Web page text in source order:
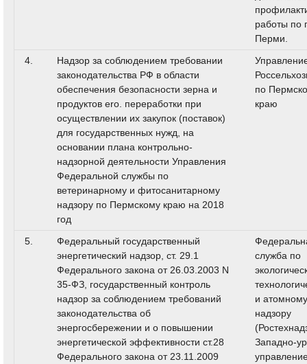
работы по
Перми.
4.
Надзор за соблюдением требовании
законодательства РФ в области
обеспечения безопасности зерна и
продуктов ero. переработки при
осуществлении их закупок (поставок)
для государственных нужд, на
основании плана контрольно-
надзорной деятельности Управления
Федеральной службы по
ветеринарному и фитосанитарному
надзору по Пермскому краю на 2018
год
по
краю
5.
Федеральный государственный
энергетический надзор, ст. 29.1
Федерального закона от 26.03.2003 N
35-ФЗ, государственный контроль
надзор за соблюдением требований
законодательства об
энергосбережении и о повышении
энергетической эффективности ст.28
Федерального закона от 23.11.2009
служба по
и атомному
надзору
Западно-